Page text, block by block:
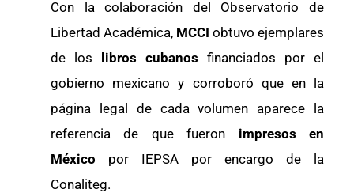
Con la colaboración del Observatorio de
Libertad Académica, MCCI obtuvo ejemplares
de los libros cubanos financiados por el
gobierno mexicano y corroboró que en la
página legal de cada volumen aparece la
referencia de que fueron impresos en
México por IEPSA por encargo de la
Conaliteg.